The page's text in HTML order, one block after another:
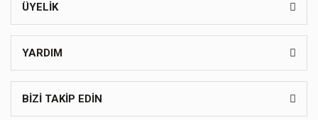
ÜYELİK
YARDIM
BİZİ TAKİP EDİN